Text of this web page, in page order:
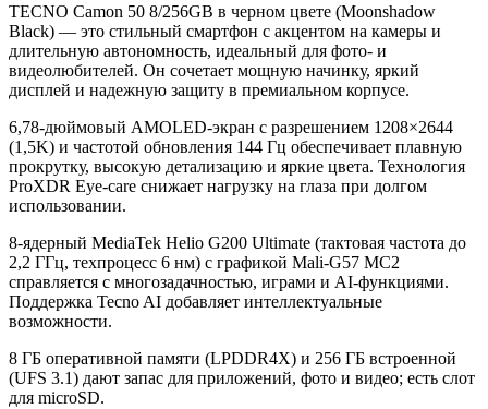
TECNO Camon 50 8/256GB в черном цвете (Moonshadow
Black) — это стильный смартфон с акцентом на камеры и
длительную автономность, идеальный для фото- и
видеолюбителей. Он сочетает мощную начинку, яркий
дисплей и надежную защиту в премиальном корпусе.
6,78-дюймовый AMOLED-экран с разрешением 1208×2644
(1,5K) и частотой обновления 144 Гц обеспечивает плавную
прокрутку, высокую детализацию и яркие цвета. Технология
ProXDR Eye-care снижает нагрузку на глаза при долгом
использовании.
8-ядерный MediaTek Helio G200 Ultimate (тактовая частота до
2,2 ГГц, техпроцесс 6 нм) с графикой Mali-G57 MC2
справляется с многозадачностью, играми и AI-функциями.
Поддержка Tecno AI добавляет интеллектуальные
возможности.
8 ГБ оперативной памяти (LPDDR4X) и 256 ГБ встроенной
(UFS 3.1) дают запас для приложений, фото и видео; есть слот
для microSD.